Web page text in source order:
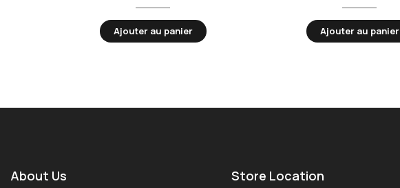
Ajouter au panier Ajouter au panier
About Us Store Location